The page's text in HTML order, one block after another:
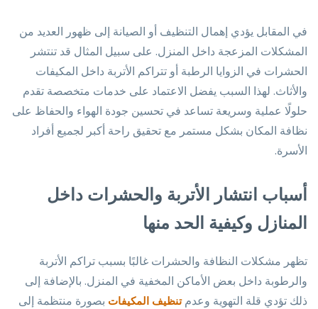
في المقابل يؤدي إهمال التنظيف أو الصيانة إلى ظهور العديد من
المشكلات المزعجة داخل المنزل. على سبيل المثال قد تنتشر
الحشرات في الزوايا الرطبة أو تتراكم الأتربة داخل المكيفات
والأثاث. لهذا السبب يفضل الاعتماد على خدمات متخصصة تقدم
حلولًا عملية وسريعة تساعد في تحسين جودة الهواء والحفاظ على
نظافة المكان بشكل مستمر مع تحقيق راحة أكبر لجميع أفراد
الأسرة.
أسباب انتشار الأتربة والحشرات داخل
المنازل وكيفية الحد منها
تظهر مشكلات النظافة والحشرات غالبًا بسبب تراكم الأتربة
والرطوبة داخل بعض الأماكن المخفية في المنزل. بالإضافة إلى
ذلك تؤدي قلة التهوية وعدمتنظيف المكيفات بصورة منتظمة إلى